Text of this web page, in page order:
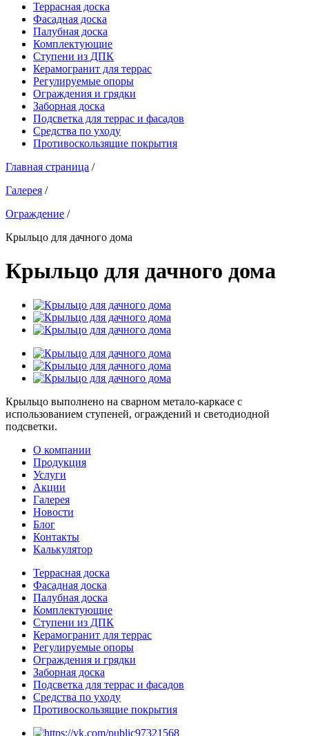
Террасная доска
Фасадная доска
Палубная доска
Комплектующие
Ступени из ДПК
Керамогранит для террас
Регулируемые опоры
Ограждения и грядки
Заборная доска
Подсветка для террас и фасадов
Средства по уходу
Противоскользящие покрытия
Главная страница /
Галерея /
Ограждение /
Крыльцо для дачного дома
Крыльцо для дачного дома
Крыльцо выполнено на сварном метало-каркасе с
использованием ступеней, ограждений и светодиодной
подсветки.
О компании
Продукция
Услуги
Акции
Галерея
Новости
Блог
Контакты
Калькулятор
Террасная доска
Фасадная доска
Палубная доска
Комплектующие
Ступени из ДПК
Керамогранит для террас
Регулируемые опоры
Ограждения и грядки
Заборная доска
Подсветка для террас и фасадов
Средства по уходу
Противоскользящие покрытия